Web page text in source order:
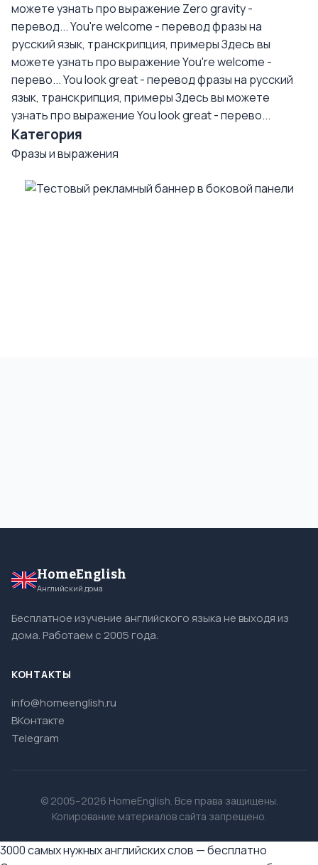
можете узнать про выражение Zero gravity -
перевод...You're welcome - перевод фразы на
русский язык, транскрипция, примерыЗдесь вы
можете узнать про выражение You're welcome -
перево...You look great - перевод фразы на русский
язык, транскрипция, примерыЗдесь вы можете
узнать про выражение You look great - перево...
Категория
Фразы и выражения
HomeEnglish
Английский дома
Бесплатное изучение английского языка не выходя из
дома. Работаем с 2005 года.
КОНТАКТЫ
info@homeenglish.ru
ВКонтакте
Telegram
© 2005–2026 HomeEnglish. Все права защищены.
Копирование материалов сайта запрещено.
3000 самых нужных английских слов — бесплатно